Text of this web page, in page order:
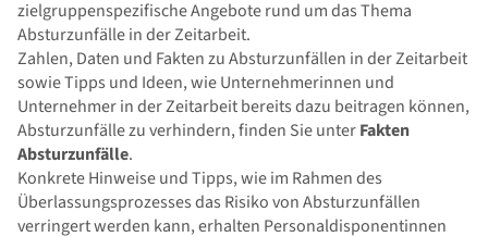
zielgruppenspezifische Angebote rund um das Thema
Absturzunfälle in der Zeitarbeit.
Zahlen, Daten und Fakten zu Absturzunfällen in der Zeitarbeit
sowie Tipps und Ideen, wie Unternehmerinnen und
Unternehmer in der Zeitarbeit bereits dazu beitragen können,
Absturzunfälle zu verhindern, finden Sie unterFakten
Absturzunfälle.
Konkrete Hinweise und Tipps, wie im Rahmen des
Überlassungsprozesses das Risiko von Absturzunfällen
verringert werden kann, erhalten Personaldisponentinnen